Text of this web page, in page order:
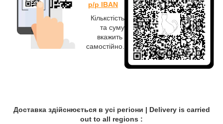
р/р IBAN
Кількстість
та суму
вкажить
cамостійно.
Доставка здійснюється в усі регіони | Delivery is carried
out to all regions :